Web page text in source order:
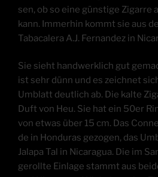
sen, ob so eine güns­ti­ge Zigar­re
kann. Immer­hin kommt sie aus
Taba­ca­lera A.J. Fer­nan­dez in
Sie sieht hand­werk­lich gut
ist sehr dünn und es zeich­net
Umblatt deut­lich ab. Die kal­te
Duft von Heu. Sie hat ein 50er
von etwas über 15 cm. Das
de in Hon­du­ras gezo­gen, das
Jala­pa Tal in Nica­ra­gua. Die im
geroll­te Ein­la­ge stammt aus